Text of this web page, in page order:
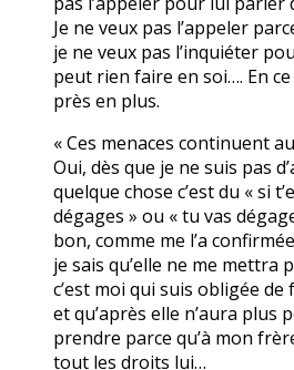
Je ne veux pas l’appeler
je ne veux pas l’inquiéter
peut rien faire en soi…. En
près en plus.
« Ces menaces continuent
Oui, dès que je ne suis pas
quelque chose c’est du « si
dégages » ou « tu vas
bon, comme me l’a
je sais qu’elle ne me mettra
c’est moi qui suis obligée
et qu’après elle n’aura plus
prendre parce qu’à mon
tout les droits lui…